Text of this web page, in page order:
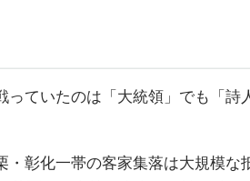
っていたのは「大統領」でも「
彰化一帯の客家集落は大規模